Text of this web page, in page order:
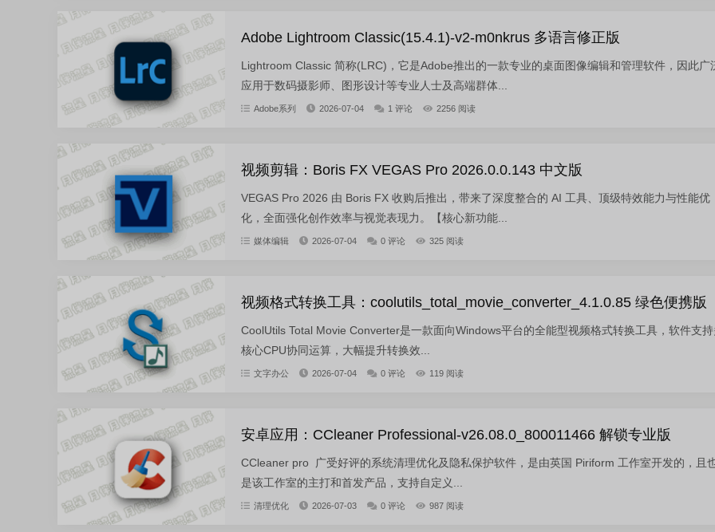
Adobe Lightroom Classic(15.4.1)-v2-m0nkrus 多语言修正版
Lightroom Classic 简称(LRC)，它是Adobe推出的一款专业的桌面图像编辑和管理软件，因此广
应用于数码摄影师、图形设计等专业人士及高端群体...
Adobe系列 2026-07-04 1 评论 2256 阅读
视频剪辑：Boris FX VEGAS Pro 2026.0.0.143 中文版
VEGAS Pro 2026 由 Boris FX 收购后推出，带来了深度整合的 AI 工具、顶级特效能力与性能优
化，全面强化创作效率与视觉表现力。【核心新功能...
媒体编辑 2026-07-04 0 评论 325 阅读
视频格式转换工具：coolutils_total_movie_converter_4.1.0.85 绿色便携版
CoolUtils Total Movie Converter是一款面向Windows平台的全能型视频格式转换工具，软件支
核心CPU协同运算，大幅提升转换效...
文字办公 2026-07-04 0 评论 119 阅读
安卓应用：CCleaner Professional-v26.08.0_800011466 解锁专业版
CCleaner pro 广受好评的系统清理优化及隐私保护软件，是由英国 Piriform 工作室开发的，且
是该工作室的主打和首发产品，支持自定义...
清理优化 2026-07-03 0 评论 987 阅读